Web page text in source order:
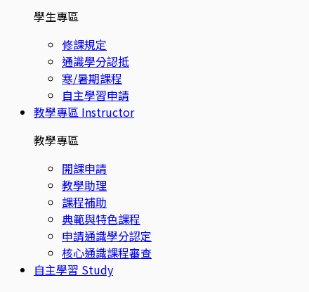
學生專區
修課規定
通識學分認抵
寒/暑期課程
自主學習申請
教學專區 Instructor
教學專區
開課申請
教學助理
課程補助
典範與特色課程
申請通識學分認定
核心通識課程審查
自主學習 Study